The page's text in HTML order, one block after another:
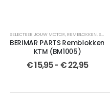
SELECTEER JOUW MOTOR, REMBLOKKEN,SEMI-GESINTERDE
BERIMAR PARTS Remblokken
KTM (BM1005)
€15,95- €22,95